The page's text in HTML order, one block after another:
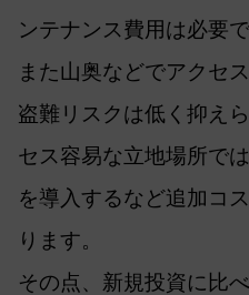
ンテナンス費用は必要で
また山奥などでアクセ
盗難リスクは低く抑え
セス容易な立地場所で
を導入するなど追加コ
ります。
その点、新規投資に比